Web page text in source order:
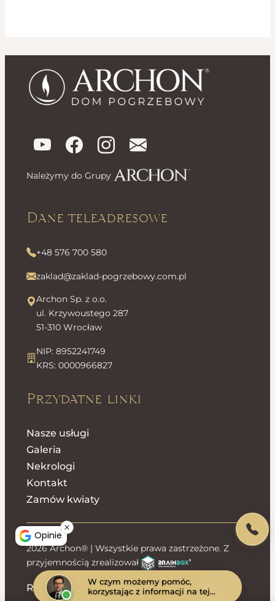
Należymy do Grupy
Dane teleadresowe
+48 576 700 580
zaklad@zaklad-pogrzebowy.com.pl
Archon Sp. z o.o.
ul. Krzywoustego 287
51-310 Wrocław
NIP: 8952241749
KRS: 0000966827
Przydatne linki
Nasze usługi
Galeria
Nekrologi
Kontakt
Zamów kwiaty
2026 Archon® | Wszystkie prawa zastrzeżone. Z
przyjemnością zrealizował
Regulamin sklepuPolityka prywatności
W czym możemy pomóc,
korzystając z informacji na tej
Opinie